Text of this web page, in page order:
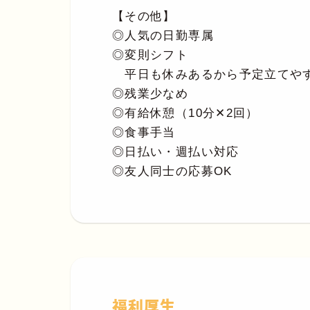
【その他】
◎人気の日勤専属
◎変則シフト
平日も休みあるから予定立てや
◎残業少なめ
◎有給休憩（10分✕2回）
◎食事手当
◎日払い・週払い対応
◎友人同士の応募OK
福利厚生